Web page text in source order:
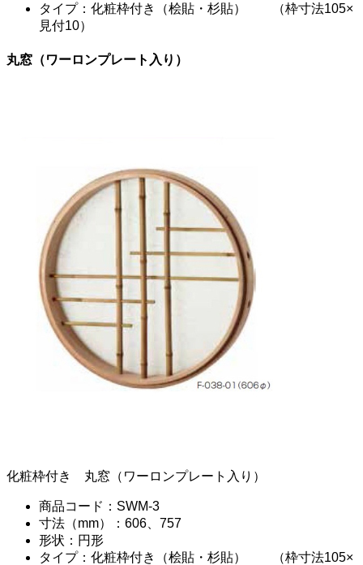
タイプ：化粧枠付き（桧貼・杉貼） （枠寸法105×
見付10）
丸窓（ワーロンプレート入り）
化粧枠付き 丸窓（ワーロンプレート入り）
商品コード：SWM-3
寸法（mm）：606、757
形状：円形
タイプ：化粧枠付き（桧貼・杉貼） （枠寸法105×